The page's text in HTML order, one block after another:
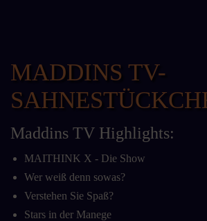
MADDINS TV-
Maddins TV Highlights:
MAITHINK X - Die Show
Wer weiß denn sowas?
Verstehen Sie Spaß?
Stars in der Manege